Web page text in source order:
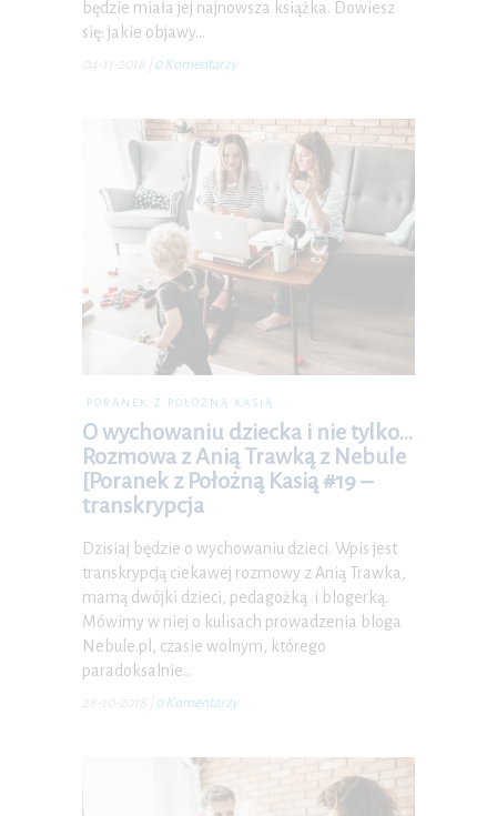
będzie miała jej najnowsza książka. Dowiesz
się: jakie objawy…
04-11-2018 0 Komentarzy
PORANEK Z POŁOŻNĄ KASIĄ
O wychowaniu dziecka i nie tylko…
Rozmowa z Anią Trawką z Nebule
[Poranek z Położną Kasią #19 –
transkrypcja
Dzisiaj będzie o wychowaniu dzieci. Wpis jest
transkrypcją ciekawej rozmowy z Anią Trawka,
mamą dwójki dzieci, pedagożką i blogerką.
Mówimy w niej o kulisach prowadzenia bloga
Nebule.pl, czasie wolnym, którego
paradoksalnie…
28-10-2018 0 Komentarzy